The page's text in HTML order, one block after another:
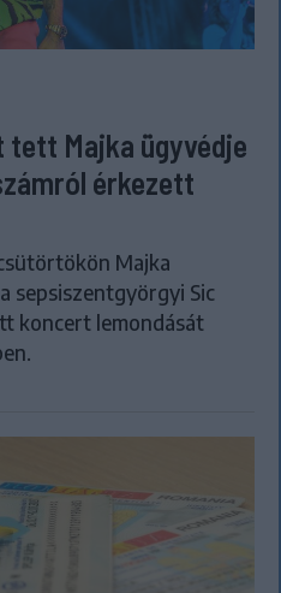
Majka ügyvédje
érkezett
Majka
sepsiszentgyörgyi Sic
koncert lemondását